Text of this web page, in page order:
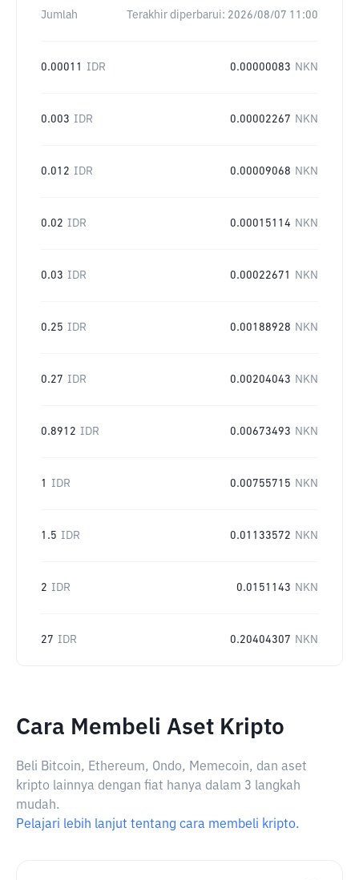
Jumlah Terakhir diperbarui: 2026/08/07 11:00
0.00011 IDR 0.00000083 NKN
0.003 IDR 0.00002267 NKN
0.012 IDR 0.00009068 NKN
0.02 IDR 0.00015114 NKN
0.03 IDR 0.00022671 NKN
0.25 IDR 0.00188928 NKN
0.27 IDR 0.00204043 NKN
0.8912 IDR 0.00673493 NKN
1 IDR 0.00755715 NKN
1.5 IDR 0.01133572 NKN
2 IDR 0.0151143 NKN
27 IDR 0.20404307 NKN
Cara Membeli Aset Kripto
Beli Bitcoin, Ethereum, Ondo, Memecoin, dan aset
kripto lainnya dengan fiat hanya dalam 3 langkah
mudah.
Pelajari lebih lanjut tentang cara membeli kripto.